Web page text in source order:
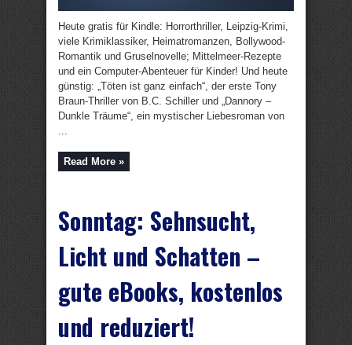
Heute gratis für Kindle: Horrorthriller, Leipzig-Krimi,
viele Krimiklassiker, Heimatromanzen, Bollywood-
Romantik und Gruselnovelle; Mittelmeer-Rezepte
und ein Computer-Abenteuer für Kinder! Und heute
günstig: „Töten ist ganz einfach“, der erste Tony
Braun-Thriller von B.C. Schiller und „Dannory –
Dunkle Träume“, ein mystischer Liebesroman von
...
Read More »
Sonntag: Sehnsucht,
Licht und Schatten –
gute eBooks, kostenlos
und reduziert!